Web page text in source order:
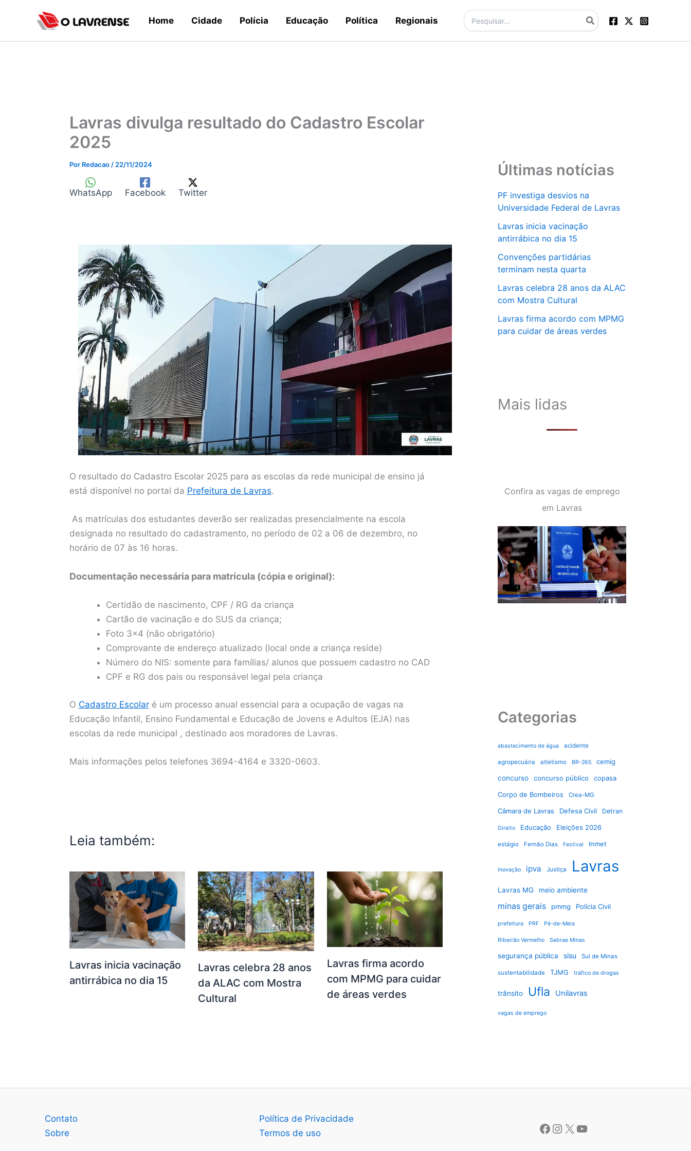
Home Cidade Polícia Educação Política Regionais
Procurar:
Lavras divulga resultado do Cadastro Escolar
2025
Por Redacao / 22/11/2024
WhatsApp Facebook Twitter
O resultado do Cadastro Escolar 2025 para as escolas da rede municipal de ensino já
está disponível no portal da Prefeitura de Lavras.
As matrículas dos estudantes deverão ser realizadas presencialmente na escola
designada no resultado do cadastramento, no período de 02 a 06 de dezembro, no
horário de 07 às 16 horas.
Documentação necessária para matrícula (cópia e original):
Certidão de nascimento, CPF / RG da criança
Cartão de vacinação e do SUS da criança;
Foto 3×4 (não obrigatório)
Comprovante de endereço atualizado (local onde a criança reside)
Número do NIS: somente para famílias/ alunos que possuem cadastro no CAD
CPF e RG dos pais ou responsável legal pela criança
O Cadastro Escolaré um processo anual essencial para a ocupação de vagas na
Educação Infantil, Ensino Fundamental e Educação de Jovens e Adultos (EJA) nas
escolas da rede municipal , destinado aos moradores de Lavras.
Mais informações pelos telefones 3694-4164 e 3320-0603.
Leia também:
Lavras inicia vacinação
antirrábica no dia 15
Lavras celebra 28 anos
da ALAC com Mostra
Cultural
Lavras firma acordo
com MPMG para cuidar
de áreas verdes
Últimas notícias
PF investiga desvios na
Universidade Federal de Lavras
Lavras inicia vacinação
antirrábica no dia 15
Convenções partidárias
terminam nesta quarta
Lavras celebra 28 anos da ALAC
com Mostra Cultural
Lavras firma acordo com MPMG
para cuidar de áreas verdes
Mais lidas
Confira as vagas de emprego
em Lavras
Categorias
abastecimento de água acidente
agropecuária atletismo BR-265
cemig
concurso
concurso público
copasa
Corpo de Bombeiros
Crea-MG
Câmara de Lavras Defesa Civil Detran
Direito Educação Eleições 2026
estágio Fernão Dias Festival Inmet
Inovação ipva Justiça Lavras
Lavras MG meio ambiente
minas gerais pmmg Polícia Civil
prefeitura PRF Pé-de-Meia
Ribeirão Vermelho Sebrae Minas
segurança pública sisu Sul de Minas
sustentabilidade TJMG tráfico de drogas
trânsito Ufla Unilavras
vagas de emprego
Contato
Sobre
Política de Privacidade
Termos de uso